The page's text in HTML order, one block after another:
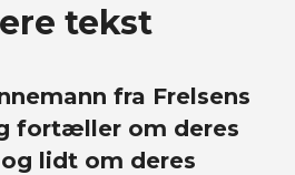
tekst
fra Frelsens
fortæller om deres
lidt om deres